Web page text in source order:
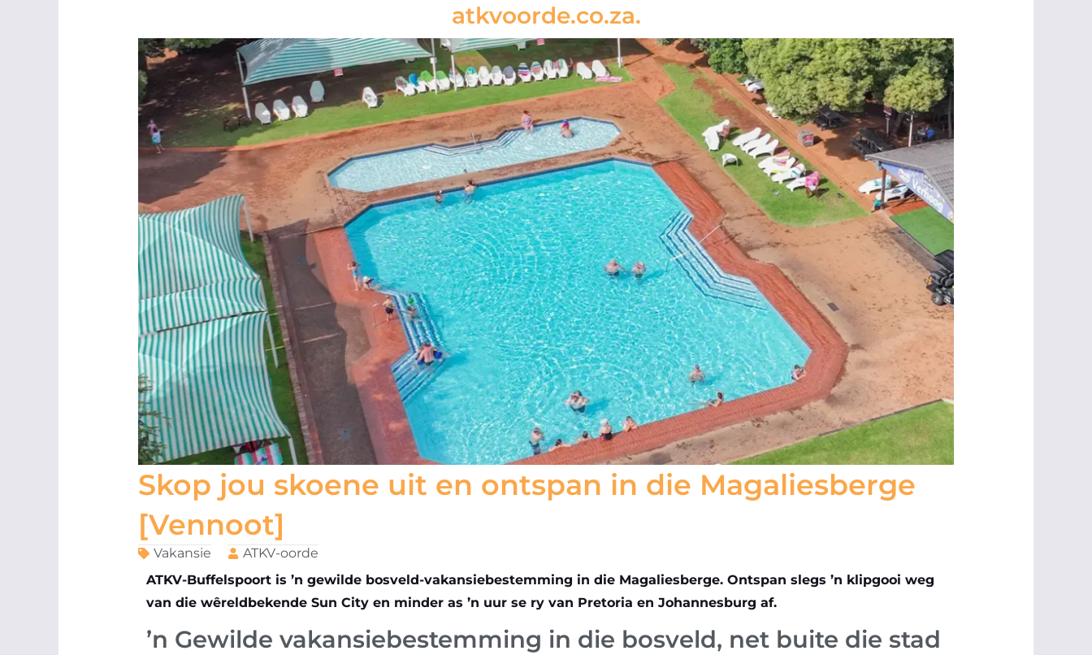
atkvoorde.co.za.
Skop jou skoene uit en ontspan in die Magaliesberge
[Vennoot]
Vakansie
ATKV-oorde
ATKV-Buffelspoort is ’n gewilde bosveld-vakansiebestemming in die Magaliesberge. Ontspan slegs ’n klipgooi weg
van die wêreldbekende Sun City en minder as ’n uur se ry van Pretoria en Johannesburg af.
’n Gewilde vakansiebestemming in die bosveld, net buite die stad